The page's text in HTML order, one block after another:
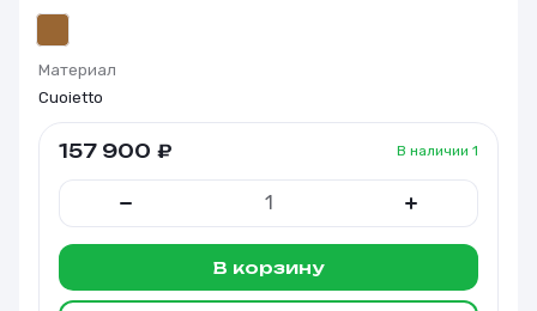
Материал
Cuoietto
В наличии 1
157 900 ₽
В корзину